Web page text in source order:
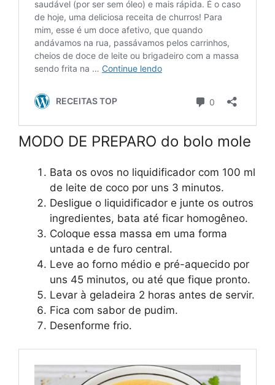
MODO DE PREPARO do bolo mole
Bata os ovos no liquidificador com 100 ml
de leite de coco por uns 3 minutos.
Desligue o liquidificador e junte os outros
ingredientes, bata até ficar homogêneo.
Coloque essa massa em uma forma
untada e de furo central.
Leve ao forno médio e pré-aquecido por
uns 45 minutos, ou até que fique pronto.
Levar à geladeira 2 horas antes de servir.
Fica com sabor de pudim.
Desenforme frio.